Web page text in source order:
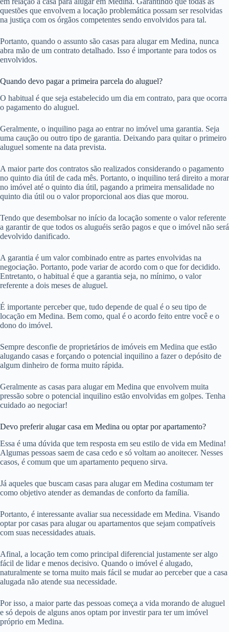
questões que envolvem a locação problemática possam ser resolvidas
na justiça com os órgãos competentes sendo envolvidos para tal.
Portanto, quando o assunto são casas para alugar em Medina, nunca
abra mão de um contrato detalhado. Isso é importante para todos os
envolvidos.
Quando devo pagar a primeira parcela do aluguel?
O habitual é que seja estabelecido um dia em contrato, para que ocorra
o pagamento do aluguel.
Geralmente, o inquilino paga ao entrar no imóvel uma garantia. Seja
uma caução ou outro tipo de garantia. Deixando para quitar o primeiro
aluguel somente na data prevista.
A maior parte dos contratos são realizados considerando o pagamento
no quinto dia útil de cada mês. Portanto, o inquilino terá direito a morar
no imóvel até o quinto dia útil, pagando a primeira mensalidade no
quinto dia útil ou o valor proporcional aos dias que morou.
Tendo que desembolsar no início da locação somente o valor referente
a garantir de que todos os aluguéis serão pagos e que o imóvel não será
devolvido danificado.
A garantia é um valor combinado entre as partes envolvidas na
negociação. Portanto, pode variar de acordo com o que for decidido.
Entretanto, o habitual é que a garantia seja, no mínimo, o valor
referente a dois meses de aluguel.
É importante perceber que, tudo depende de qual é o seu tipo de
locação em Medina. Bem como, qual é o acordo feito entre você e o
dono do imóvel.
Sempre desconfie de proprietários de imóveis em Medina que estão
alugando casas e forçando o potencial inquilino a fazer o depósito de
algum dinheiro de forma muito rápida.
Geralmente as casas para alugar em Medina que envolvem muita
pressão sobre o potencial inquilino estão envolvidas em golpes. Tenha
cuidado ao negociar!
Devo preferir alugar casa em Medina ou optar por apartamento?
Essa é uma dúvida que tem resposta em seu estilo de vida em Medina!
Algumas pessoas saem de casa cedo e só voltam ao anoitecer. Nesses
casos, é comum que um apartamento pequeno sirva.
Já aqueles que buscam casas para alugar em Medina costumam ter
como objetivo atender as demandas de conforto da família.
Portanto, é interessante avaliar sua necessidade em Medina. Visando
optar por casas para alugar ou apartamentos que sejam compatíveis
com suas necessidades atuais.
Afinal, a locação tem como principal diferencial justamente ser algo
fácil de lidar e menos decisivo. Quando o imóvel é alugado,
naturalmente se torna muito mais fácil se mudar ao perceber que a casa
alugada não atende sua necessidade.
Por isso, a maior parte das pessoas começa a vida morando de aluguel
e só depois de alguns anos optam por investir para ter um imóvel
próprio em Medina.